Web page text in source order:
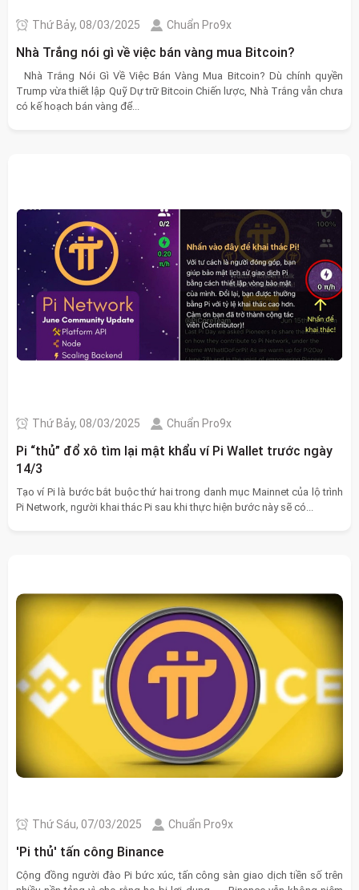
Thứ Bảy, 08/03/2025 Chuẩn Pro9x
Nhà Trắng nói gì về việc bán vàng mua Bitcoin?
Nhà Trắng Nói Gì Về Việc Bán Vàng Mua Bitcoin? Dù chính quyền
Trump vừa thiết lập Quỹ Dự trữ Bitcoin Chiến lược, Nhà Trắng vẫn chưa
có kế hoạch bán vàng để...
Thứ Bảy, 08/03/2025 Chuẩn Pro9x
Pi “thủ” đổ xô tìm lại mật khẩu ví Pi Wallet trước ngày
14/3
Tạo ví Pi là bước bắt buộc thứ hai trong danh mục Mainnet của lộ trình
Pi Network, người khai thác Pi sau khi thực hiện bước này sẽ có...
Thứ Sáu, 07/03/2025 Chuẩn Pro9x
'Pi thủ' tấn công Binance
Cộng đồng người đào Pi bức xúc, tấn công sàn giao dịch tiền số trên